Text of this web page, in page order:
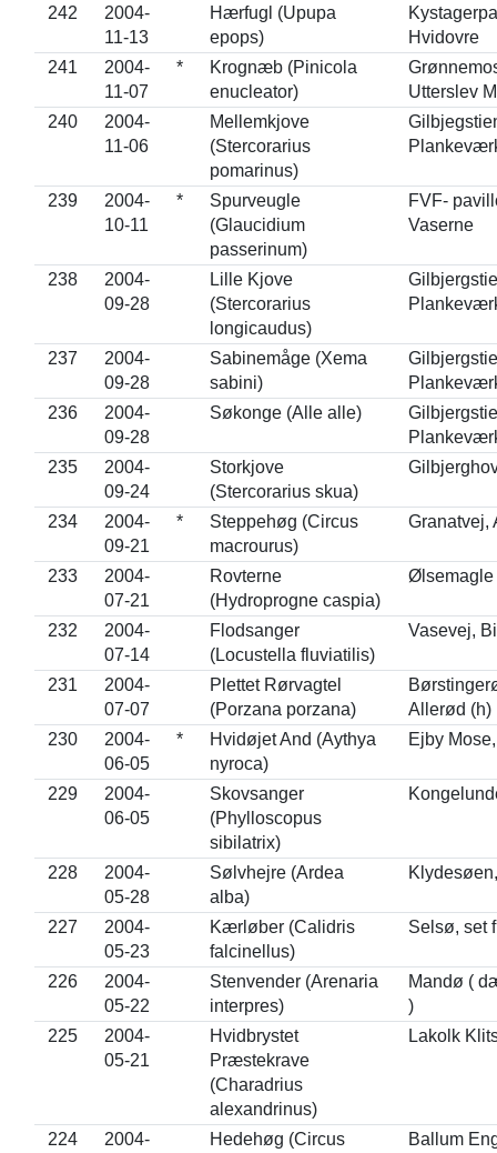
242
2004-
11-13
Hærfugl (Upupa
epops)
Hvidovre
241
2004-
11-07
*
Krognæb (Pinicola
enucleator)
Utterslev
240
2004-
11-06
Mellemkjove
(Stercorarius
pomarinus)
239
2004-
10-11
*
Spurveugle
(Glaucidium
passerinum)
FVF-
Vaserne
238
2004-
09-28
Lille Kjove
(Stercorarius
longicaudus)
237
2004-
09-28
Sabinemåge (Xema
sabini)
236
2004-
09-28
Søkonge (Alle alle)
235
2004-
09-24
Storkjove
(Stercorarius skua)
234
2004-
09-21
*
Steppehøg (Circus
macrourus)
Granatvej,
233
2004-
07-21
Rovterne
(Hydroprogne caspia)
Ølsemagle
232
2004-
07-14
Flodsanger
(Locustella fluviatilis)
Vasevej,
231
2004-
07-07
Plettet Rørvagtel
(Porzana porzana)
Allerød (h)
230
2004-
06-05
*
Hvidøjet And (Aythya
nyroca)
Ejby
229
2004-
06-05
Skovsanger
(Phylloscopus
sibilatrix)
228
2004-
05-28
Sølvhejre (Ardea
alba)
227
2004-
05-23
Kærløber (Calidris
falcinellus)
Selsø, set
226
2004-
05-22
Stenvender (Arenaria
interpres)
Mandø (
)
225
2004-
05-21
Hvidbrystet
Præstekrave
(Charadrius
alexandrinus)
Lakolk
224
2004-
Hedehøg (Circus
Ballum